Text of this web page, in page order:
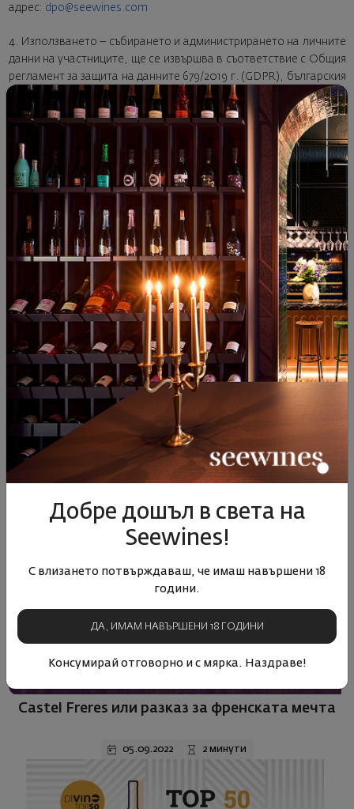
адрес: dpo@seewines.com
4. Използването – събирането и администрирането на личните
данни на участниците, ще се извършва в съответствие с Общия
регламент за защита на данните 679/2019 г. (GDPR), българския
Закон за защита на личните данни, както и с Политиката за
защита на личните данни на Организатора, която е достъпна
на следния адрес:https://seewines.com/politika-za-
poveritelnost
Тайна кутия на откривателя
Тайна кутия е покана. Да се отпуснеш. Да пътуваш със
сетивата. Да си позволиш едно малко френско бягство.
КУПИ ТУК
ВИЖТЕ ОЩЕ ОТ НОВИНИ
Castel Freres или разказ за френската мечта
05.09.2022 2 минути
Добре дошъл в света на
Seewines!
С влизането потвърждаваш, че имаш навършени 18
години.
ДА, ИМАМ НАВЪРШЕНИ 18 ГОДИНИ
Консумирай отговорно и с мярка. Наздраве!